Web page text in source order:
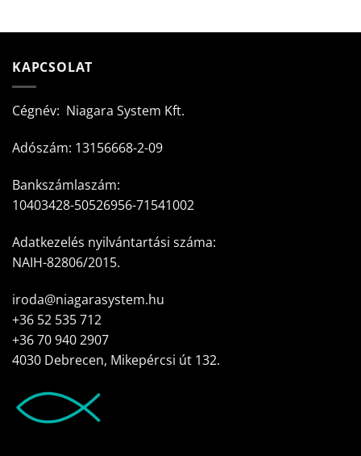
KAPCSOLAT
Cégnév: Niagara System Kft.
Adószám: 13156668-2-09
Bankszámlaszám:
10403428-50526956-71541002
Adatkezelés nyilvántartási száma:
NAIH-82806/2015.
iroda@niagarasystem.hu
+36 52 535 712
+36 70 940 2907
4030 Debrecen, Mikepércsi út 132.